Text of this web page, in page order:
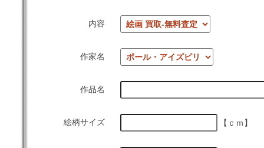
内容
作家名
作品名
絵柄サイズ 【ｃｍ】